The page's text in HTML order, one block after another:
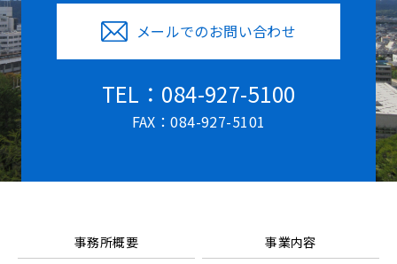
メールでのお問い合わせ
TEL：084-927-5100
FAX：084-927-5101
事務所概要
事業内容